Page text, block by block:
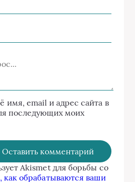
имя, email и адрес сайта в
последующих моих
Akismet для борьбы со
как обрабатываются ваши